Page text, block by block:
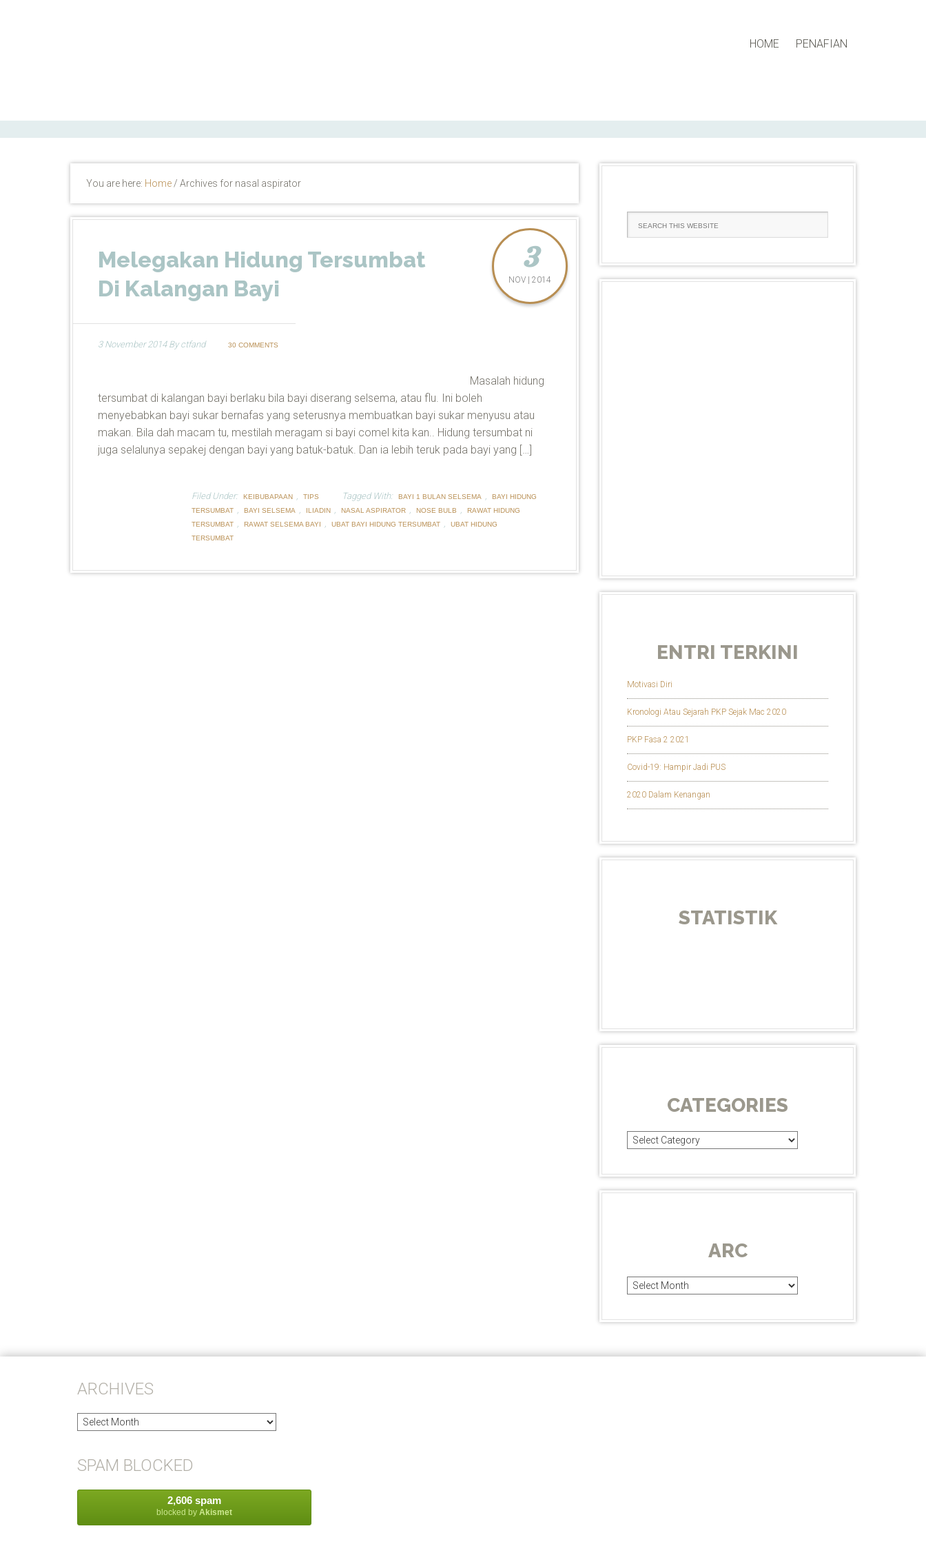
HOME PENAFIAN
You are here: Home / Archives for nasal aspirator
Melegakan Hidung Tersumbat
Di Kalangan Bayi
3
NOV | 2014
3 November 2014Byctfand 30 COMMENTS
Masalah hidung
tersumbat di kalangan bayi berlaku bila bayi diserang selsema, atau flu. Ini boleh
menyebabkan bayi sukar bernafas yang seterusnya membuatkan bayi sukar menyusu atau
makan. Bila dah macam tu, mestilah meragam si bayi comel kita kan.. Hidung tersumbat ni
juga selalunya sepakej dengan bayi yang batuk-batuk. Dan ia lebih teruk pada bayi yang […]
Filed Under: KEIBUBAPAAN , TIPS Tagged With: BAYI 1 BULAN SELSEMA ,
BAYI HIDUNG
TERSUMBAT , BAYI SELSEMA , ILIADIN , NASAL ASPIRATOR , NOSE BULB ,
RAWAT HIDUNG
TERSUMBAT , RAWAT SELSEMA BAYI , UBAT BAYI HIDUNG TERSUMBAT ,
UBAT HIDUNG
TERSUMBAT
ENTRI TERKINI
Motivasi Diri
Kronologi Atau Sejarah PKP Sejak Mac 2020
PKP Fasa 2 2021
Covid-19: Hampir Jadi PUS
2020 Dalam Kenangan
STATISTIK
CATEGORIES
Categories
ARC
Arc
ARCHIVES
Archives
SPAM BLOCKED
2,606 spam
blocked by Akismet